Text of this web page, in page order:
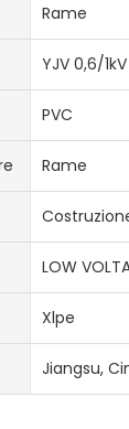
Rame
YJV 0,6/1kV
PVC
Rame
LOW
Xlpe
Jiangsu,